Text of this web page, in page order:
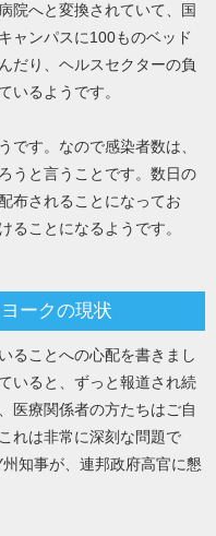
院へと変換されていて、国
ャンパスに100ものベッド
だり、ヘルスセクターの負
いるようです。
です。なので感染者数は、
うと言うことです。数日の
布されることになってお
ることになるようです。
ークの現状
ることへの心配を書きまし
いると、ずっと報道され続
医療関係者の方たちはご自
れは非常に深刻な問題で
州知事が、連邦政府高官に懇